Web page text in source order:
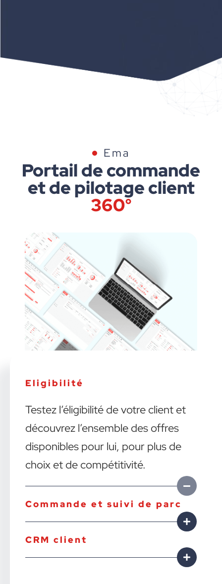
Ema
Portail de commande
et de pilotage client
360°
Eligibilité
Testez l’éligibilité de votre client et
découvrez l’ensemble des offres
disponibles pour lui, pour plus de
choix et de compétitivité.
Commande et suivi de parc
CRM client